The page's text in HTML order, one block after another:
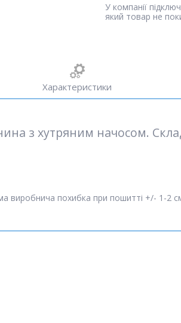
У компанії
який товар не
Характеристики
з хутряним начосом.
виробнича похибка при пошитті +/- 1-2